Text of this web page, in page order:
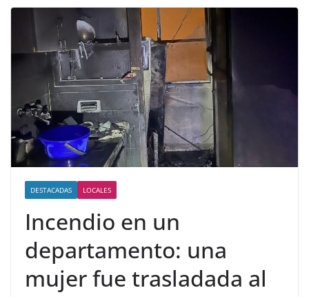
DESTACADAS LOCALES
Incendio en un
departamento: una
mujer fue trasladada al